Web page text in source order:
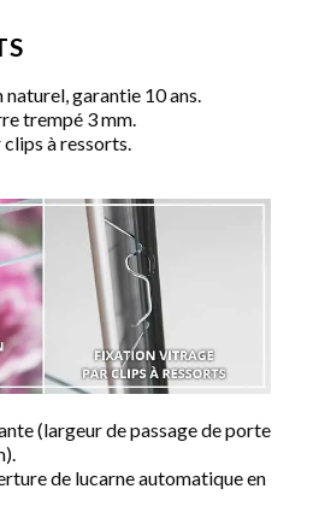
garantie 10 ans.
trempé 3 mm.
à ressorts.
(largeur de passage de porte
de lucarne automatique en